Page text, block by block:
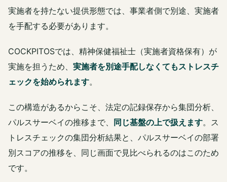
実施者を持たない提供形態では、事業者側で別途、実施者
を手配する必要があります。
COCKPITOSでは、精神保健福祉士（実施者資格保有）が
実施を担うため、 実施者を別途手配しなくてもストレスチ
ェックを始められます。
この構造があるからこそ、法定の記録保存から集団分析、
パルスサーベイの推移まで、
同じ基盤の上で扱えます。ス
トレスチェックの集団分析結果と、パルスサーベイの部署
別スコアの推移を、同じ画面で見比べられるのはこのため
です。